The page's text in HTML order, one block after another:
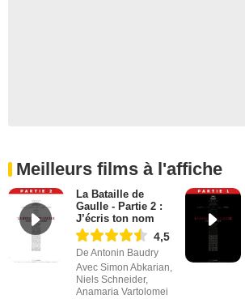
Meilleurs films à l'affiche
La Bataille de
Gaulle - Partie 2 :
J’écris ton nom
4,5
De Antonin Baudry
Avec Simon Abkarian,
Niels Schneider,
Anamaria Vartolomei